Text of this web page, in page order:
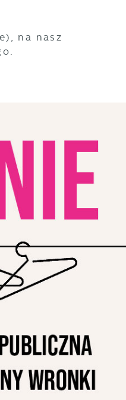
na nasz